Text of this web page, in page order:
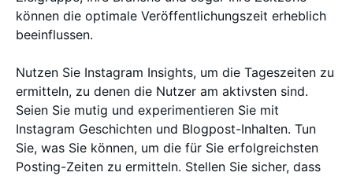
können die optimale Veröffentlichungszeit erheblich
beeinflussen.
Nutzen Sie Instagram Insights, um die Tageszeiten zu
ermitteln, zu denen die Nutzer am aktivsten sind.
Seien Sie mutig und experimentieren Sie mit
Instagram Geschichten und Blogpost-Inhalten. Tun
Sie, was Sie können, um die für Sie erfolgreichsten
Posting-Zeiten zu ermitteln. Stellen Sie sicher, dass